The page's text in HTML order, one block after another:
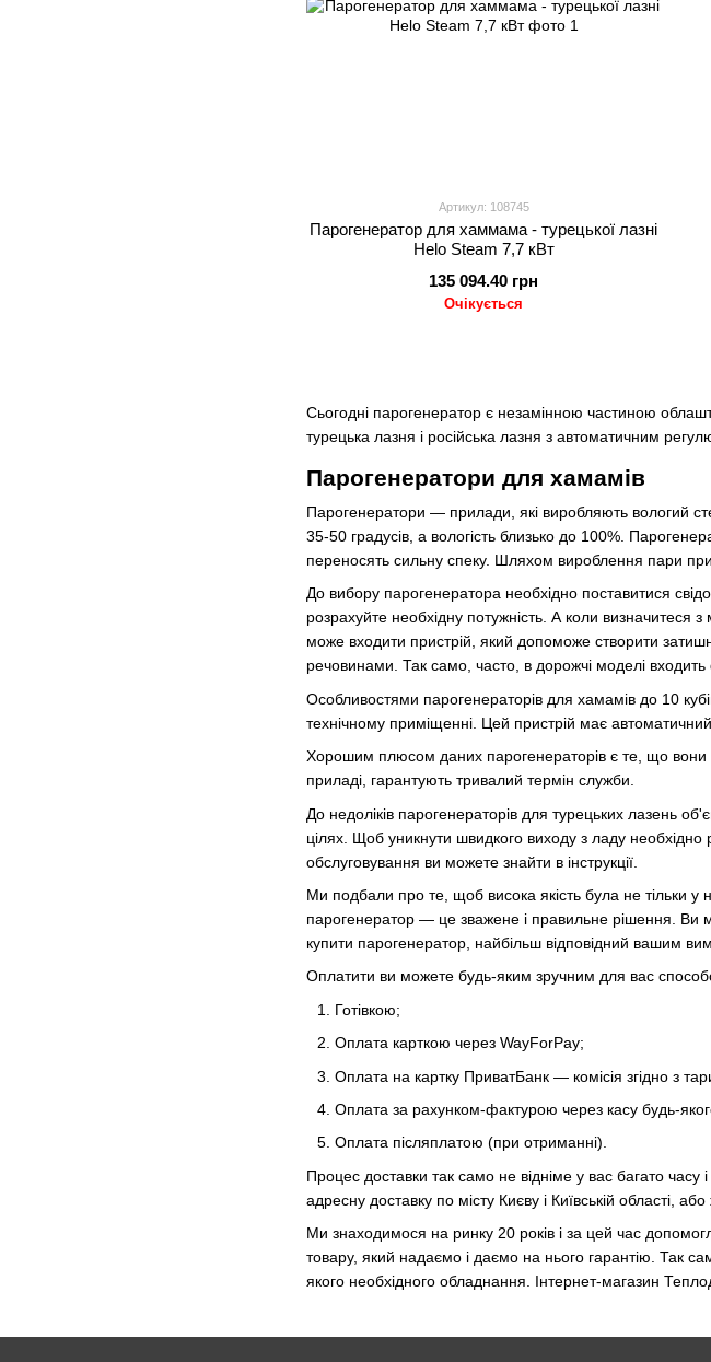
Сьогодні парогенератор є незамінною частиною
турецька лазня і російська лазня з автоматичним
Парогенератори для хамамів
Парогенератори — прилади, які виробляють вологий
35-50 градусів, а вологість близько до 100%.
переносять сильну спеку. Шляхом вироблення пари
До вибору парогенератора необхідно поставитися
розрахуйте необхідну потужність. А коли визначитеся
може входити пристрій, який допоможе створити
речовинами. Так само, часто, в дорожчі моделі
Особливостями парогенераторів для хамамів до 10
технічному приміщенні. Цей пристрій має
Хорошим плюсом даних парогенераторів є те, що вони
приладі, гарантують тривалий термін служби.
До недоліків парогенераторів для турецьких лазень
цілях. Щоб уникнути швидкого виходу з ладу
обслуговування ви можете знайти в інструкції.
Ми подбали про те, щоб висока якість була не тільки
парогенератор — це зважене і правильне рішення. Ви
купити парогенератор, найбільш відповідний вашим
Оплатити ви можете будь-яким зручним для вас
Готівкою;
Оплата карткою через WayForPay;
Оплата на картку ПриватБанк — комісія згідно з
Оплата за рахунком-фактурою через касу будь-
Оплата післяплатою (при отриманні).
Процес доставки так само не відніме у вас багато
адресну доставку по місту Києву і Київській області,
Ми знаходимося на ринку 20 років і за цей час
товару, який надаємо і даємо на нього гарантію. Так
якого необхідного обладнання. Інтернет-магазин
Артикул: 108745
Парогенератор для хаммама - турецької лазні
Helo Steam 7,7 кВт
135 094.40 грн
Очікується